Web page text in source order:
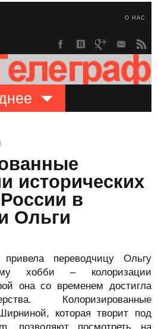
О НАС
исторических
в
Ольги
переводчицу Ольгу
хобби – колоризации
она со временем достигла
Колоризированные
которая творит под